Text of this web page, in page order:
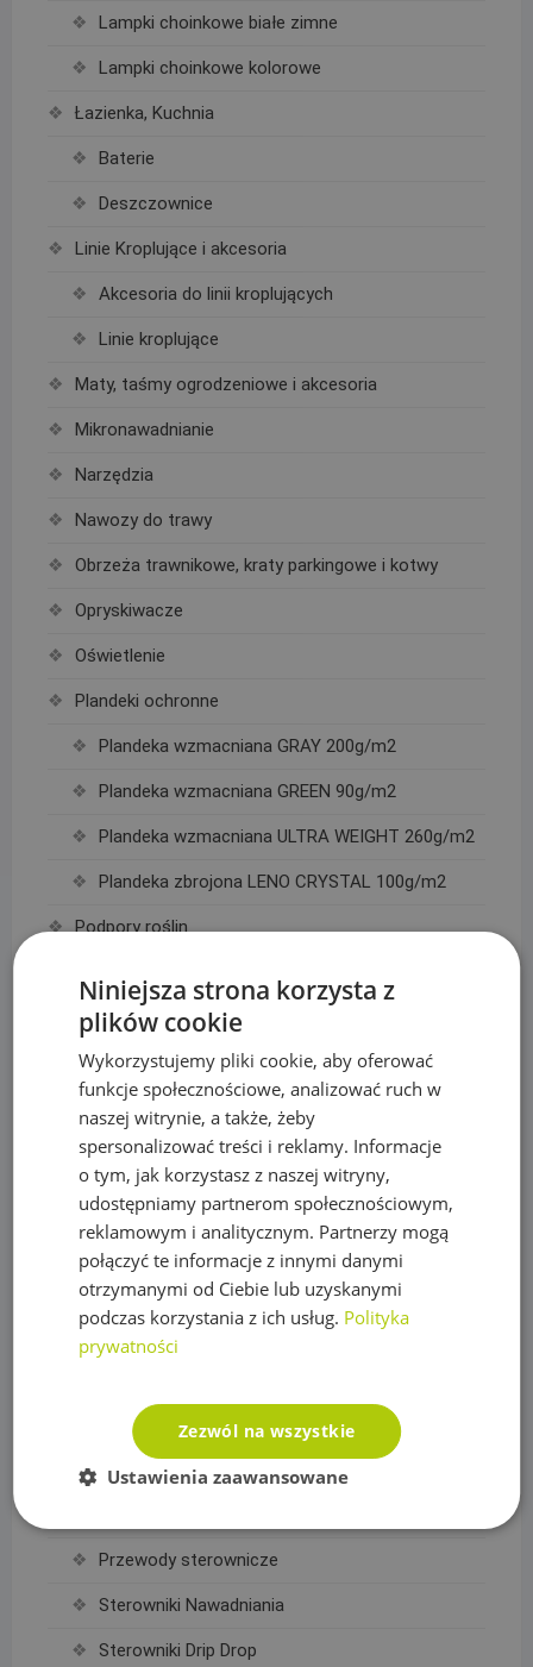
Lampki choinkowe białe zimne
Lampki choinkowe kolorowe
Łazienka, Kuchnia
Baterie
Deszczownice
Linie Kroplujące i akcesoria
Akcesoria do linii kroplujących
Linie kroplujące
Maty, taśmy ogrodzeniowe i akcesoria
Mikronawadnianie
Narzędzia
Nawozy do trawy
Obrzeża trawnikowe, kraty parkingowe i kotwy
Opryskiwacze
Oświetlenie
Plandeki ochronne
Plandeka wzmacniana GRAY 200g/m2
Plandeka wzmacniana GREEN 90g/m2
Plandeka wzmacniana ULTRA WEIGHT 260g/m2
Plandeka zbrojona LENO CRYSTAL 100g/m2
Podpory roślin
Pompy IBO
Pompy Omnigena
Sterowniki i akcesoria do pomp
Regulatory ciśnienia
Rury PE
Siatki na krety, Akcesoria
Akcesoria do siatek
Siatka na krety
Czujniki, wyłączniki nawadniania
Elektrozawory
Przewody sterownicze
Sterowniki Nawadniania
Sterowniki Drip Drop
Niniejsza strona korzysta z
plików cookie
Wykorzystujemy pliki cookie, aby oferować
funkcje społecznościowe, analizować ruch w
naszej witrynie, a także, żeby
spersonalizować treści i reklamy. Informacje
o tym, jak korzystasz z naszej witryny,
udostępniamy partnerom społecznościowym,
reklamowym i analitycznym. Partnerzy mogą
połączyć te informacje z innymi danymi
otrzymanymi od Ciebie lub uzyskanymi
podczas korzystania z ich usług. Polityka
prywatności
Zezwól na wszystkie
Ustawienia zaawansowane